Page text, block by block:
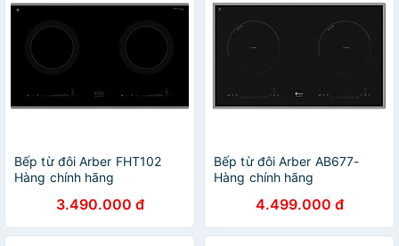
Bếp từ đôi Arber FHT102
Hàng chính hãng
3.490.000 đ
Bếp từ đôi Arber AB677-
Hàng chính hãng
4.499.000 đ